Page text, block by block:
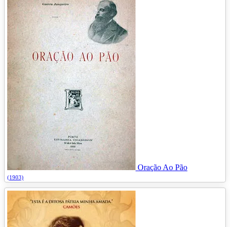
Oração Ao Pão
(1903)